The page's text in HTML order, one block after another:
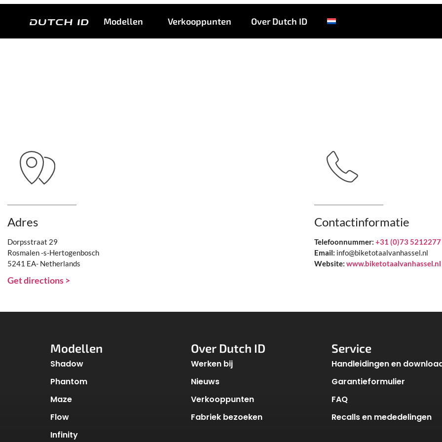
Modellen Verkooppunten Over Dutch ID
Bike Totaal van Hassel
Adres
Dorpsstraat 29
Rosmalen -s-Hertogenbosch
5241 EA- Netherlands
Get directions >
Contactinformatie
Telefoonnummer: +31 (0)73 5212277
Email: info@biketotaalvanhassel.nl
Website: www.biketotaalvanhassel.nl
Modellen
Shadow
Phantom
Maze
Flow
Infinity
Over Dutch ID
Werken bij
Nieuws
Verkooppunten
Fabriek bezoeken
Service
Handleidingen en
Garantieformulier
FAQ
Recalls en mededelingen